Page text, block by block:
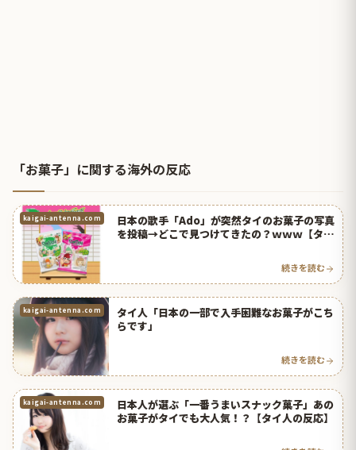
「お菓子」に関する海外の反応
kaigai-antenna.com
日本の歌手「Ado」が突然タイのお菓子の写真
を投稿→どこで見つけてきたの？ｗｗｗ【タイ
続きを読む
kaigai-antenna.com
タイ人「日本の一部で入手困難なお菓子がこち
らです」
続きを読む
kaigai-antenna.com
日本人が選ぶ「一番うまいスナック菓子」あの
お菓子がタイでも大人気！？【タイ人の反応】